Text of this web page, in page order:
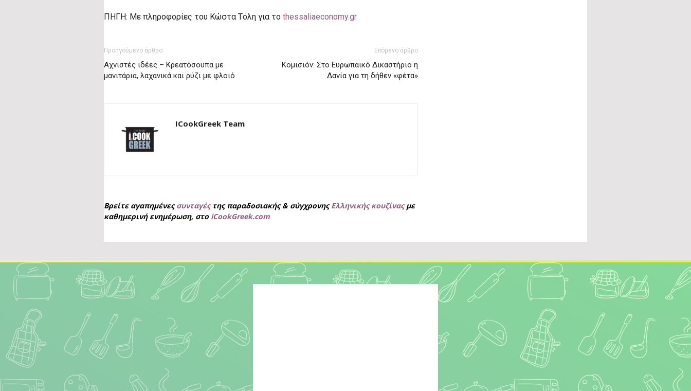
ΠΗΓΗ: Με πληροφορίες του Κώστα Τόλη για το thessaliaeconomy.gr
Προηγούμενο άρθρο
Αχνιστές ιδέες – Κρεατόσουπα με
μανιτάρια, λαχανικά και ρύζι με φλοιό
Επόμενο άρθρο
Κομισιόν: Στο Ευρωπαϊκό Δικαστήριο η
Δανία για τη δήθεν «φέτα»
ICookGreek Team
Βρείτε αγαπημένεςσυνταγέςτης παραδοσιακής & σύγχρονηςΕλληνικής κουζίναςμε
καθημερινή ενημέρωση, στο iCookGreek.com